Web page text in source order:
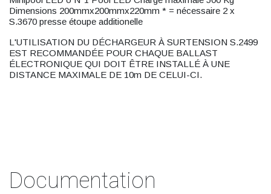
Dimensions 200mmx200mmx220mm * = nécessaire 2 x
S.3670 presse étoupe additionelle
L'UTILISATION DU DÉCHARGEUR À SURTENSION S.2499
EST RECOMMANDÉE POUR CHAQUE BALLAST
ÉLECTRONIQUE QUI DOIT ÊTRE INSTALLÉ À UNE
DISTANCE MAXIMALE DE 10m DE CELUI-CI.
Documentation